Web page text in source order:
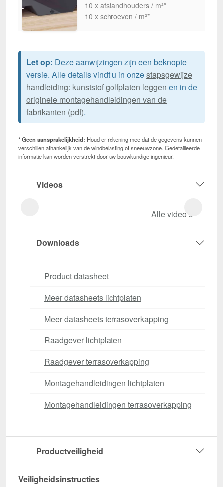
10 x afstandhouders / m²*
10 x schroeven / m²*
Let op: Deze aanwijzingen zijn een beknopte
versie. Alle details vindt u in onzestapsgewijze
handleiding: kunststof golfplaten leggen en in de
originele montagehandleidingen van de
fabrikanten (pdf).
* Geen aansprakelijkheid: Houd er rekening mee dat de gegevens kunnen
verschillen afhankelijk van de windbelasting of sneeuwzone. Gedetailleerde
informatie kan worden verstrekt door uw bouwkundige ingenieur.
Videos
Alle video‘s
Downloads
Product datasheet
Meer datasheets lichtplaten
Meer datasheets terrasoverkapping
Raadgever lichtplaten
Raadgever terrasoverkapping
Montagehandleidingen lichtplaten
Montagehandleidingen terrasoverkapping
Productveiligheid
Veiligheidsinstructies